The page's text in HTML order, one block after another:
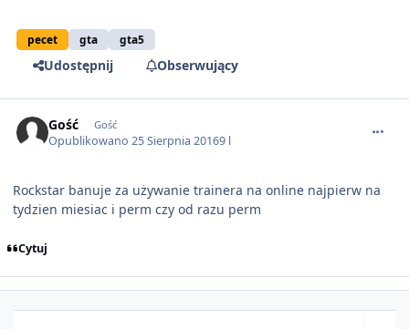
pecet gta gta5
Udostępnij Obserwujący
Gość Gość
Opublikowano25 Sierpnia 20169 l
Rockstar banuje za używanie trainera na online najpierw na
tydzien miesiac i perm czy od razu perm
Cytuj